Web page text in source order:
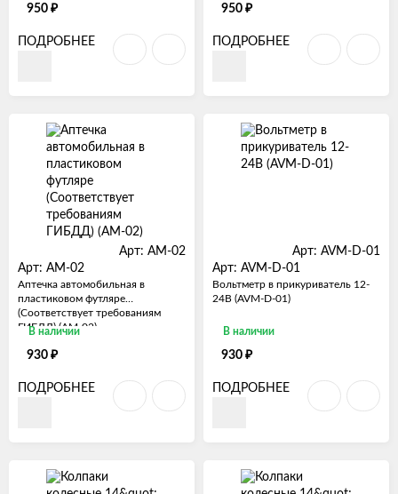
950 ₽
ПОДРОБНЕЕ
950 ₽
ПОДРОБНЕЕ
Арт: AM-02
Арт: AM-02
Аптечка автомобильная в
пластиковом футляре
(Соответствует требованиям
ГИБДД) (AM-02)
В наличии
930 ₽
ПОДРОБНЕЕ
Арт: AVM-D-01
Арт: AVM-D-01
Вольтметр в прикуриватель 12-
24В (AVM-D-01)
В наличии
930 ₽
ПОДРОБНЕЕ